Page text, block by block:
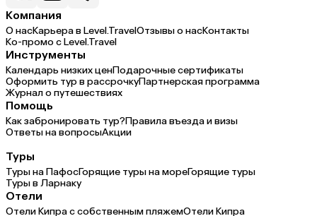
Компания
О насКарьера в Level.TravelОтзывы о насКонтакты
Ко-промо с Level.Travel
Инструменты
Календарь низких ценПодарочные сертификаты
Оформить тур в рассрочкуПартнерская программа
Журнал о путешествиях
Помощь
Как забронировать тур?Правила въезда и визы
Ответы на вопросыАкции
Туры
Туры на ПафосГорящие туры на мореГорящие туры
Туры в Ларнаку
Отели
Отели Кипра с собственным пляжемОтели Кипра